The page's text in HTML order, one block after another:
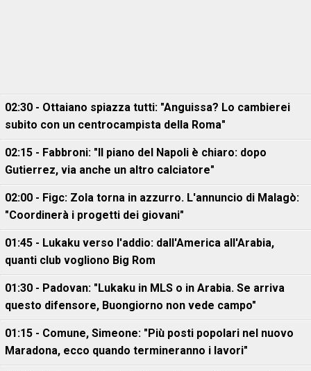
02:30 - Ottaiano spiazza tutti: "Anguissa? Lo cambierei
subito con un centrocampista della Roma"
02:15 - Fabbroni: "Il piano del Napoli è chiaro: dopo
Gutierrez, via anche un altro calciatore"
02:00 - Figc: Zola torna in azzurro. L'annuncio di Malagò:
"Coordinerà i progetti dei giovani"
01:45 - Lukaku verso l'addio: dall'America all'Arabia,
quanti club vogliono Big Rom
01:30 - Padovan: "Lukaku in MLS o in Arabia. Se arriva
questo difensore, Buongiorno non vede campo"
01:15 - Comune, Simeone: "Più posti popolari nel nuovo
Maradona, ecco quando termineranno i lavori"